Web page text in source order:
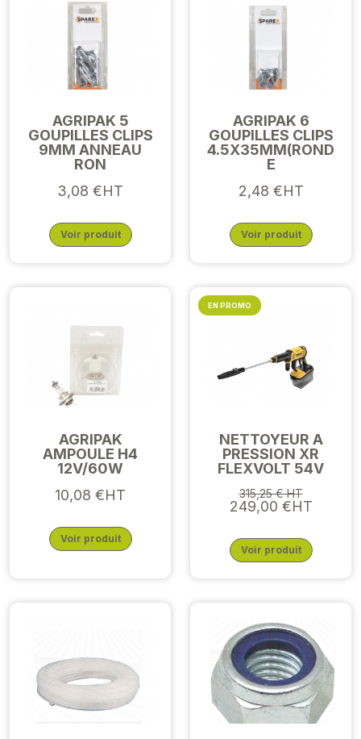
AGRIPAK 5
GOUPILLES CLIPS
9MM ANNEAU
RON
3,08 €HT
Voir produit
AGRIPAK 6
GOUPILLES CLIPS
4.5X35MM(ROND
E
2,48 €HT
Voir produit
AGRIPAK
AMPOULE H4
12V/60W
10,08 €HT
Voir produit
NETTOYEUR A
PRESSION XR
FLEXVOLT 54V
315,25 € HT
249,00 €HT
Voir produit
EN PROMO